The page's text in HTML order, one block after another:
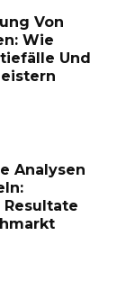
Von
Wie
Und
Analysen